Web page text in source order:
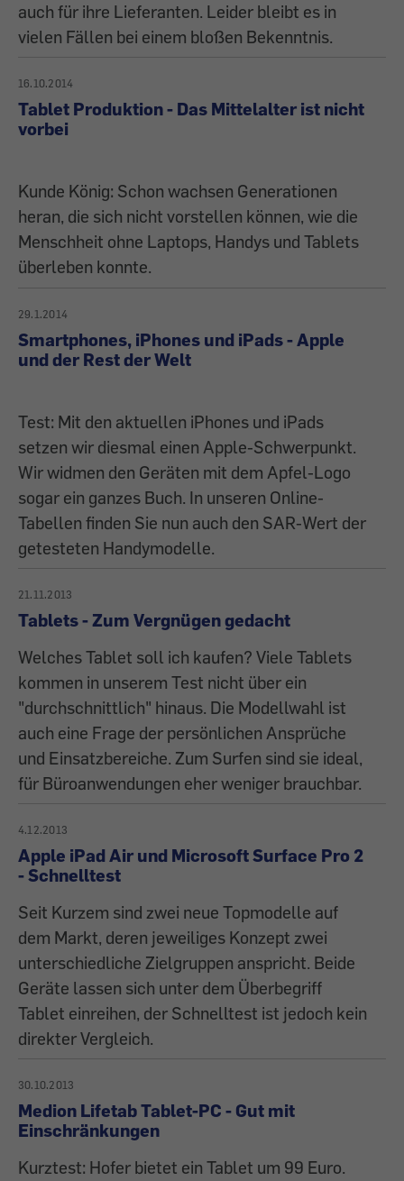
auch für ihre Lieferanten. Leider bleibt es in
vielen Fällen bei einem bloßen Bekenntnis.
16.10.2014
Tablet Produktion - Das Mittelalter ist nicht
vorbei
Kunde König: Schon wachsen Generationen
heran, die sich nicht vorstellen können, wie die
Menschheit ohne Laptops, Handys und Tablets
überleben konnte.
29.1.2014
Smartphones, iPhones und iPads - Apple
und der Rest der Welt
Test: Mit den aktuellen iPhones und iPads
setzen wir diesmal einen Apple-Schwerpunkt.
Wir widmen den Geräten mit dem Apfel-Logo
sogar ein ganzes Buch. In unseren Online-
Tabellen finden Sie nun auch den SAR-Wert der
getesteten Handymodelle.
21.11.2013
Tablets - Zum Vergnügen gedacht
Welches Tablet soll ich kaufen? Viele Tablets
kommen in unserem Test nicht über ein
"durchschnittlich" hinaus. Die Modellwahl ist
auch eine Frage der persönlichen Ansprüche
und Einsatzbereiche. Zum Surfen sind sie ideal,
für Büroanwendungen eher weniger brauchbar.
4.12.2013
Apple iPad Air und Microsoft Surface Pro 2
- Schnelltest
Seit Kurzem sind zwei neue Topmodelle auf
dem Markt, deren jeweiliges Konzept zwei
unterschiedliche Zielgruppen anspricht. Beide
Geräte lassen sich unter dem Überbegriff
Tablet einreihen, der Schnelltest ist jedoch kein
direkter Vergleich.
30.10.2013
Medion Lifetab Tablet-PC - Gut mit
Einschränkungen
Kurztest: Hofer bietet ein Tablet um 99 Euro.